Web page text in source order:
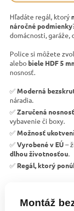
Hľadáte regál, ktorý
náročné podmienky
domácnosti, garáže,
Police si môžete
alebo biele HDF 5
nosnosť.
✅ Moderná
náradia.
✅Zaručená
vybavenie či boxy.
✅ Možnosť
✅Vyrobené v EÚ –
dlhou životnosťou
✅ Regál, ktorý
Montáž